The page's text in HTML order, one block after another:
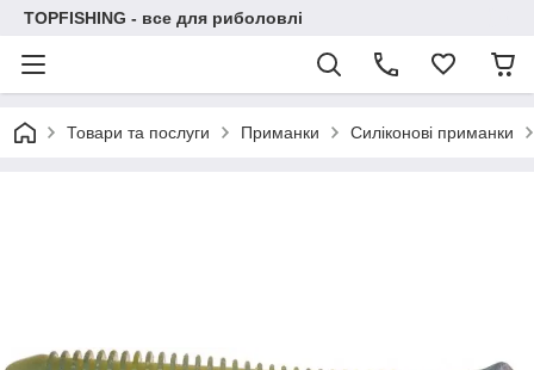
TOPFISHING - все для риболовлі
Товари та послуги Приманки Силіконові приманки